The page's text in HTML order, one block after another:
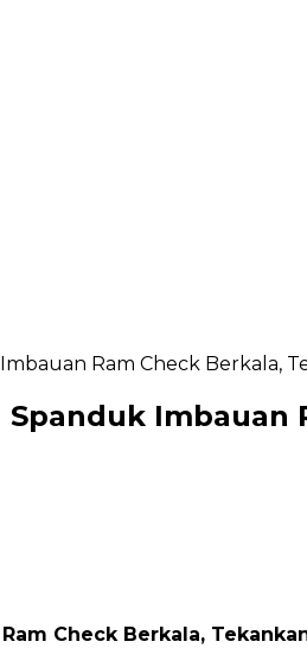
Ram Check Berkala,
Imbauan
Check Berkala,